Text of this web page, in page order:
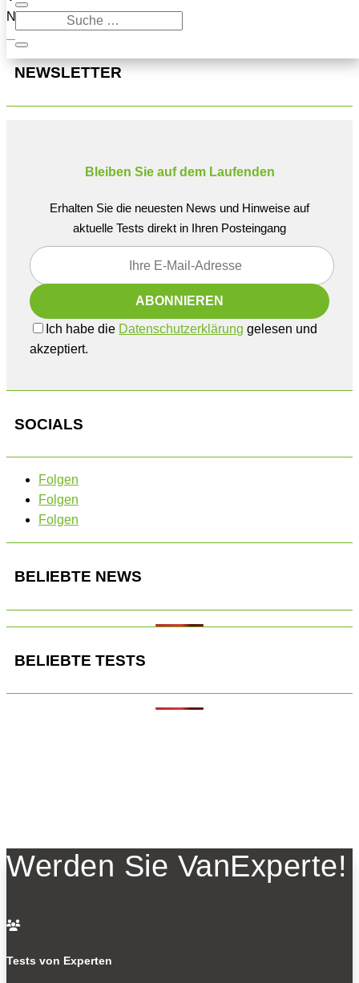
Navigation oben, um den Beitrag zu finden.
NEWSLETTER
Bleiben Sie auf dem Laufenden
Erhalten Sie die neuesten News und Hinweise auf
aktuelle Tests direkt in Ihren Posteingang
Ich habe die Datenschutzerklärung gelesen und
akzeptiert.
SOCIALS
Folgen
Folgen
Folgen
BELIEBTE NEWS
BELIEBTE TESTS
Werden Sie VanExperte!

Tests von Experten